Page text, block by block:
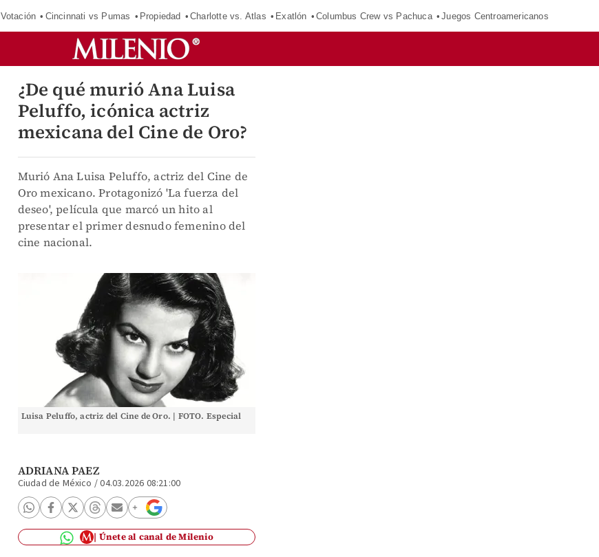
Votación Cincinnati vs Pumas Propiedad Charlotte vs. Atlas Exatlón Columbus Crew vs Pachuca Juegos Centroamericanos
¿De qué murió Ana Luisa
Peluffo, icónica actriz
mexicana del Cine de Oro?
Murió Ana Luisa Peluffo, actriz del Cine de
Oro mexicano. Protagonizó 'La fuerza del
deseo', película que marcó un hito al
presentar el primer desnudo femenino del
cine nacional.
Luisa Peluffo, actriz del Cine de Oro. | FOTO. Especial
ADRIANA PAEZ
Ciudad de México /04.03.2026 08:21:00
Únete al canal de Milenio